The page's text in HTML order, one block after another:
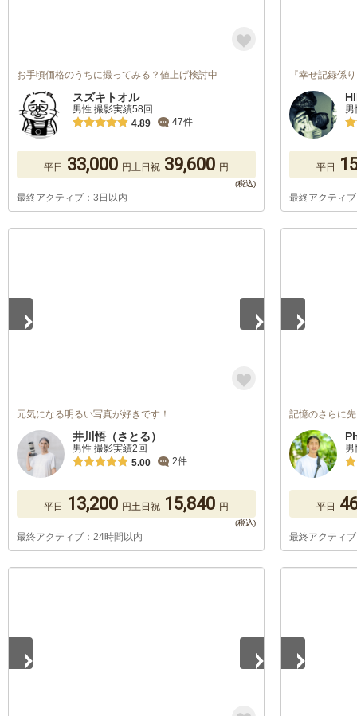
お手頃価格のうちに撮ってみる？値上げ検討中
スズキトオル
男性 撮影実績58回
4.89
47件
平日 33,000 円土日祝 39,600 円
最終アクティブ：3日以内
『幸せ記録係
平日
最終アクティ
元気になる明るい写真が好きです！
井川悟（さとる）
男性 撮影実績2回
5.00
2件
平日 13,200 円土日祝 15,840 円
最終アクティブ：24時間以内
記憶のさらに
平日
最終アクティ